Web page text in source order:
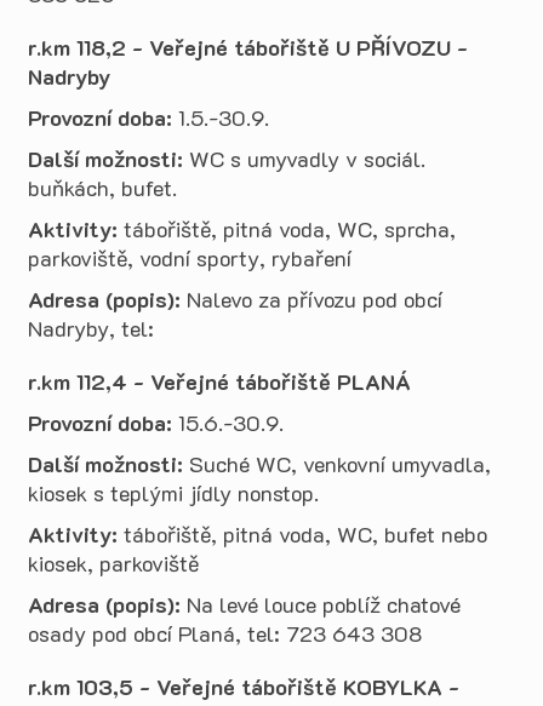
r.km 118,2 - Veřejné tábořiště U PŘÍVOZU -
Nadryby
Provozní doba: 1.5.-30.9.
Další možnosti: WC s umyvadly v sociál.
buňkách, bufet.
Aktivity: tábořiště, pitná voda, WC, sprcha,
parkoviště, vodní sporty, rybaření
Adresa (popis): Nalevo za přívozu pod obcí
Nadryby, tel:
r.km 112,4 - Veřejné tábořiště PLANÁ
Provozní doba: 15.6.-30.9.
Další možnosti: Suché WC, venkovní umyvadla,
kiosek s teplými jídly nonstop.
Aktivity: tábořiště, pitná voda, WC, bufet nebo
kiosek, parkoviště
Adresa (popis): Na levé louce poblíž chatové
osady pod obcí Planá, tel: 723 643 308
r.km 103,5 - Veřejné tábořiště KOBYLKA -